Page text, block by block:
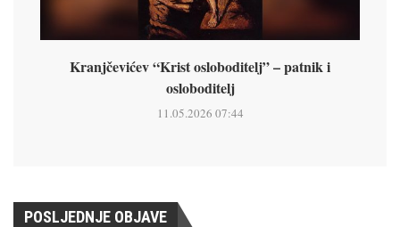
Kranjčevićev “Krist osloboditelj” – patnik i
osloboditelj
11.05.2026 07:44
POSLJEDNJE OBJAVE